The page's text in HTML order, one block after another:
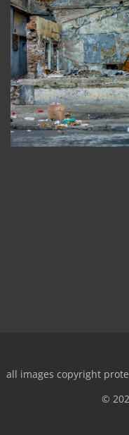
all images copyright
©